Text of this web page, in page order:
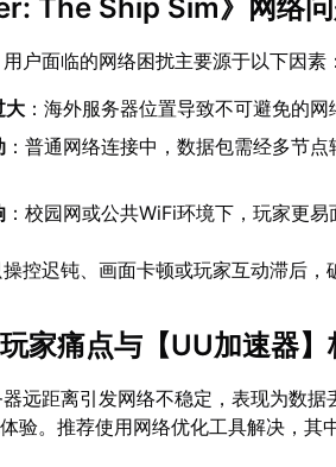
The Ship Sim》网络
户面临的网络困扰主要源于以下因素：
大 ：海外服务器位置导致不可避免的网
：普通网络连接中，数据包需经多节
：校园网或公共WiFi环境下，玩家更
控迟钝、画面卡顿或玩家互动滞后，
家痛点与【UU加速器】
远距离引发网络不稳定，表现为数据
验。推荐使用网络优化工具解决，其